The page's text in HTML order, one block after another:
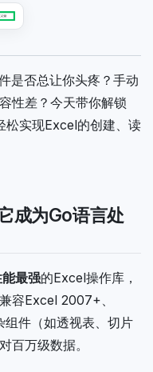
是否总让你头疼？手动
性差？今天带你解锁
松实现Excel的创建、读
成为Go语言处
最强的Excel操作库，
容Excel 2007+、
件（如透视表、切片
百万级数据。